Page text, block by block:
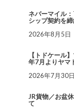
ネバーマイル
シップ契約を
2026年8月5日
【トドケール
年7月よりヤマ
2026年7月30日
JR貨物／お盆
て